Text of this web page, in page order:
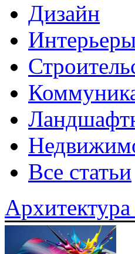
Дизайн
Все статьи